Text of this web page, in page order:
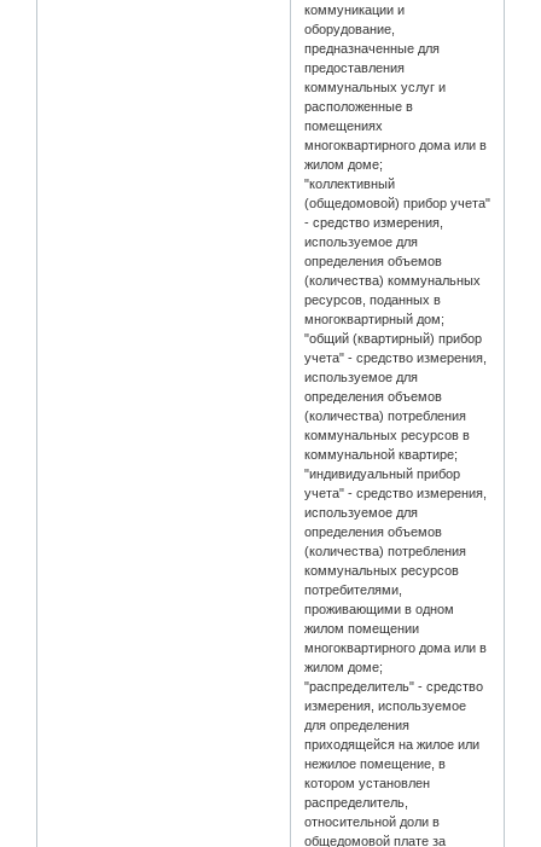
коммуникации и
оборудование,
предназначенные для
предоставления
коммунальных услуг и
расположенные в
помещениях
многоквартирного дома или в
жилом доме;
"коллективный
(общедомовой) прибор учета"
- средство измерения,
используемое для
определения объемов
(количества) коммунальных
ресурсов, поданных в
многоквартирный дом;
"общий (квартирный) прибор
учета" - средство измерения,
используемое для
определения объемов
(количества) потребления
коммунальных ресурсов в
коммунальной квартире;
"индивидуальный прибор
учета" - средство измерения,
используемое для
определения объемов
(количества) потребления
коммунальных ресурсов
потребителями,
проживающими в одном
жилом помещении
многоквартирного дома или в
жилом доме;
"распределитель" - средство
измерения, используемое
для определения
приходящейся на жилое или
нежилое помещение, в
котором установлен
распределитель,
относительной доли в
общедомовой плате за